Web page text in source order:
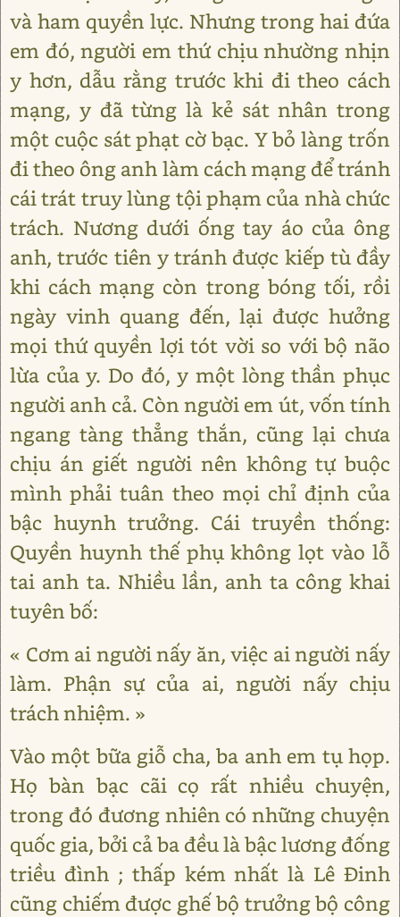
và ham quyền lực. Nhưng trong hai đứa
em đó, người em thứ chịu nhường nhịn
y hơn, dẫu rằng trước khi đi theo cách
mạng, y đã từng là kẻ sát nhân trong
một cuộc sát phạt cờ bạc. Y bỏ làng trốn
đi theo ông anh làm cách mạng để tránh
cái trát truy lùng tội phạm của nhà chức
trách. Nương dưới ống tay áo của ông
anh, trước tiên y tránh được kiếp tù đầy
khi cách mạng còn trong bóng tối, rồi
ngày vinh quang đến, lại được hưởng
mọi thứ quyền lợi tót vời so với bộ não
lừa của y. Do đó, y một lòng thần phục
người anh cả. Còn người em út, vốn tính
ngang tàng thẳng thắn, cũng lại chưa
chịu án giết người nên không tự buộc
mình phải tuân theo mọi chỉ định của
bậc huynh trưởng. Cái truyền thống:
Quyền huynh thế phụ không lọt vào lỗ
tai anh ta. Nhiều lần, anh ta công khai
tuyên bố:
« Cơm ai người nấy ăn, việc ai người nấy
làm. Phận sự của ai, người nấy chịu
trách nhiệm. »
Vào một bữa giỗ cha, ba anh em tụ họp.
Họ bàn bạc cãi cọ rất nhiều chuyện,
trong đó đương nhiên có những chuyện
quốc gia, bởi cả ba đều là bậc lương đống
triều đình ; thấp kém nhất là Lê Đinh
cũng chiếm được ghế bộ trưởng bộ công